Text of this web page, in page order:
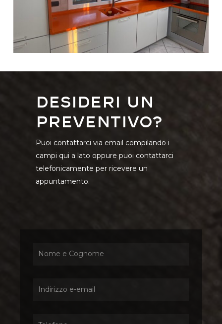
Desideri un
preventivo?
Puoi contattarci via email compilando i
campi qui a lato oppure puoi contattarci
telefonicamente per ricevere un
appuntamento.